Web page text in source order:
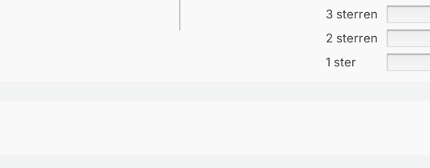
3 sterren
2 sterren
1 ster